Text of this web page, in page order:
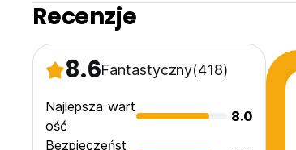
Recenzje
8.6Fantastyczny(418)
Najlepsza wart
ość
8.0
Bezpieczeńst